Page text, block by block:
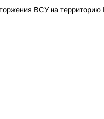
ВСУ на территорию